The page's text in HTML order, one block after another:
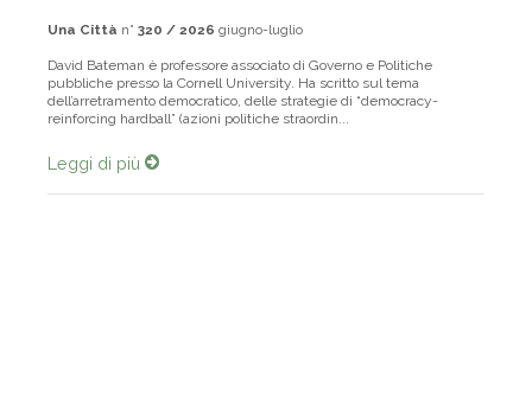
Una Città n° 320 / 2026 giugno-luglio
David Bateman è professore associato di Governo e Politiche
pubbliche presso la Cornell University. Ha scritto sul tema
dell’arretramento democratico, delle strategie di “democracy-
reinforcing hardball” (azioni politiche straordin...
Leggi di più